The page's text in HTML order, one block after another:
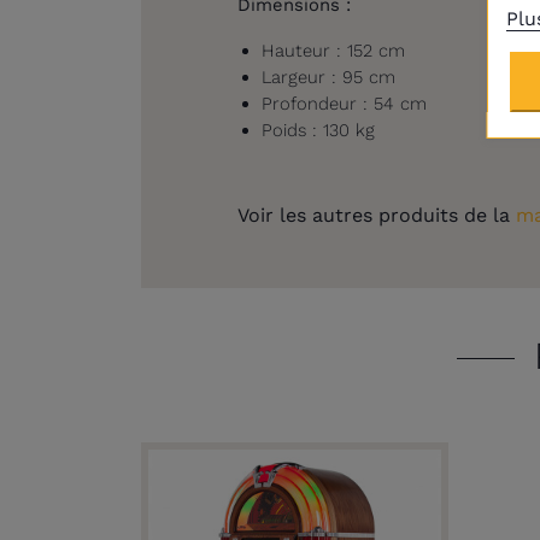
Dimensions :
Hauteur : 152 cm
Largeur : 95 cm
Profondeur : 54 cm
Poids : 130 kg
Voir les autres produits de la